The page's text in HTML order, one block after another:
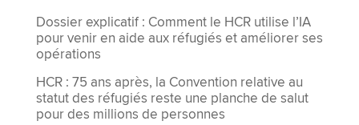
Dossier explicatif : Comment le HCR utilise l’IA
pour venir en aide aux réfugiés et améliorer ses
opérations
HCR : 75 ans après, la Convention relative au
statut des réfugiés reste une planche de salut
pour des millions de personnes